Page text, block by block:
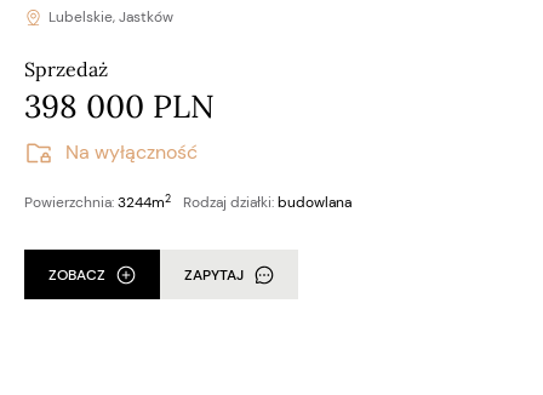
Na wyłączność
Lubelskie, Jastków
Sprzedaż
398 000 PLN
Powierzchnia:3244m2 Rodzaj działki:budowlana
ZOBACZ ZAPYTAJ